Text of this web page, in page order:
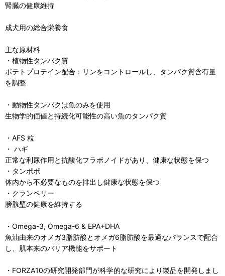
腎臓の健康維持
成犬用の総合栄養食
主な原材料
・植物性タンパク質
ポテトプロテイン配合：リンをコントロールし、タンパク質含有量
を調整
・動物性タンパクは魚のみを使用
生物学的価値と持続化可能性の高い魚のタンパク質
・AFS 粒
・ ハギ
正常な利尿作用と抗酸化フラボノイドがあり、健康な状態を保つ
・タンポポ
体内から不必要なものを排出し健康な状態を保つ
・クランベリー
膀胱壁の健康を維持する
・Omega-3, Omega-6 & EPA+DHA
魚油由来のオメガ3脂肪酸とオメガ6脂肪酸を最適なバランスで配合
し、肌本来のバリア機能をサポート
・FORZA10の研究開発部門が科学的な研究により製品を開発しまし